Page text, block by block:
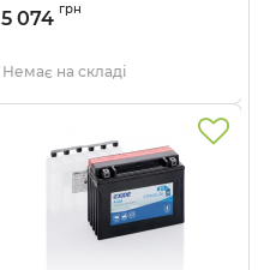
гелевий
5 074 грн
Немає на складі